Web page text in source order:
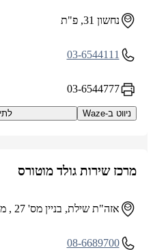
נחשון 31, פ"ת
03-6544111
03-6544777
ניווט ב-Waze
מרכז שירות גולד מוטורס
אזה"ת שילת, בניין מס' 27 , מודיעין
08-6689700